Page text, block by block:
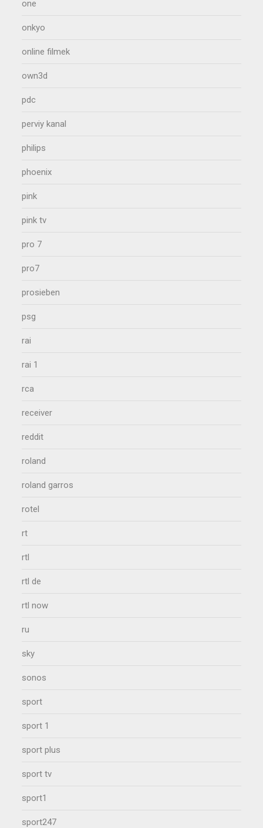
one
onkyo
online filmek
own3d
pdc
perviy kanal
philips
phoenix
pink
pink tv
pro 7
pro7
prosieben
psg
rai
rai 1
rca
receiver
reddit
roland
roland garros
rotel
rt
rtl
rtl de
rtl now
ru
sky
sonos
sport
sport 1
sport plus
sport tv
sport1
sport247